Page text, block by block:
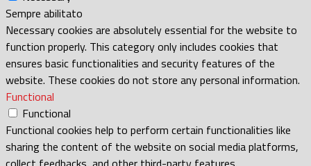
Sempre abilitato
Necessary cookies are absolutely essential for the website to
function properly. This category only includes cookies that
ensures basic functionalities and security features of the
website. These cookies do not store any personal information.
Functional
Functional
Functional cookies help to perform certain functionalities like
sharing the content of the website on social media platforms,